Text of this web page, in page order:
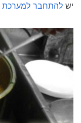
יש להתחבר למערכת